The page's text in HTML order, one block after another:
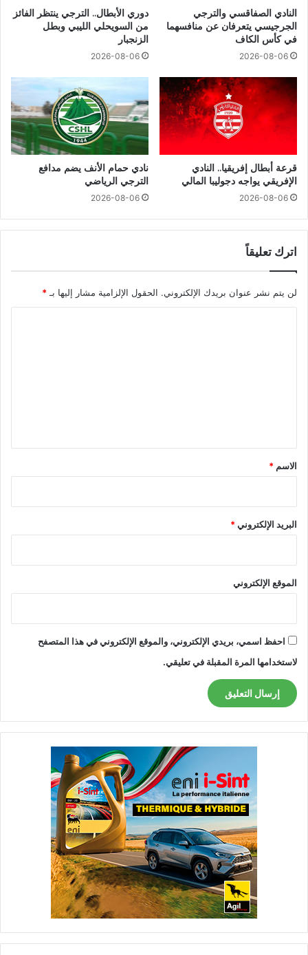
النادي الصفاقسي والترجي
الجرجيسي يتعرفان عن منافسهما
في كأس الكاف
2026-08-06
دوري الأبطال.. الترجي ينتظر الفائز
من السويحلي الليبي وبطل
الزنجبار
2026-08-06
قرعة أبطال إفريقيا.. النادي
الإفريقي يواجه دجوليبا المالي
2026-08-06
نادي حمام الأنف يضم مدافع
الترجي الرياضي
2026-08-06
اترك تعليقاً
لن يتم نشر عنوان بريدك الإلكتروني. الحقول الإلزامية مشار إليها بـ *
*
الاسم *
البريد الإلكتروني*
الموقع الإلكتروني
احفظ اسمي، بريدي الإلكتروني، والموقع الإلكتروني في هذا المتصفح
لاستخدامها المرة المقبلة في تعليقي.